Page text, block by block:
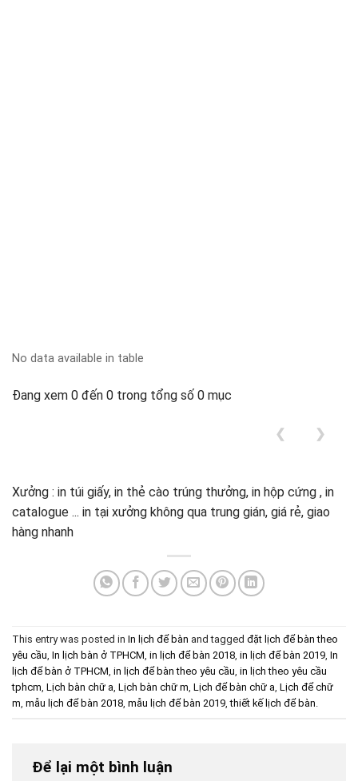
No data available in table
Đang xem 0 đến 0 trong tổng số 0 mục
❮ ❯
Xưởng : in túi giấy, in thẻ cào trúng thưởng, in hộp cứng , in
catalogue ... in tại xưởng không qua trung gián, giá rẻ, giao
hàng nhanh
This entry was posted in In lịch để bàn and tagged đặt lịch để bàn theo
yêu cầu, In lịch bàn ở TPHCM, in lịch để bàn 2018, in lịch để bàn 2019, In
lịch để bàn ở TPHCM, in lịch để bàn theo yêu cầu, in lịch theo yêu cầu
tphcm, Lịch bàn chữ a, Lịch bàn chữ m, Lịch để bàn chữ a, Lịch để chữ
m, mẫu lịch để bàn 2018, mẫu lịch để bàn 2019,thiết kế lịch để bàn.
Để lại một bình luận